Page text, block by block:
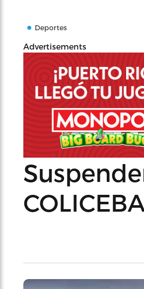
Deportes
Advertisements
COLICEBA